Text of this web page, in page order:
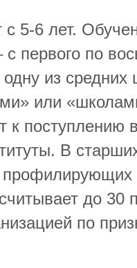
5-6 лет.
с первого по
из
или
к поступлению
В
до 30
по